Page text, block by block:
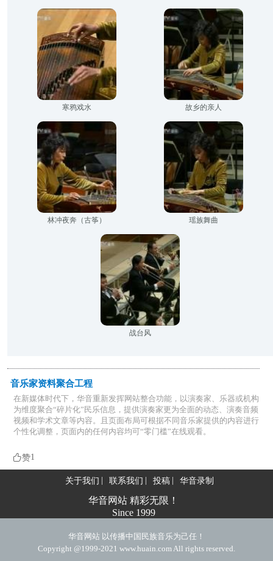
寒鸦戏水 故乡的亲人
林冲夜奔（古筝） 瑶族舞曲
战台风
音乐家资料聚合工程
在新媒体时代下，华音重新发挥网站整合功能，以演奏家、乐器或机构
为维度聚合“碎片化”民乐信息，提供演奏家更为全面的动态、演奏音频
视频和学术文章等内容。且页面布局可根据不同音乐家提供的内容进行
个性化调整，页面内的任何内容均可“零门槛”在线观看。
赞1
关于我们 联系我们 投稿 华音录制
华音网站 精彩无限！
Since 1999
华音网站 以传播中国民族音乐为己任！
Copyright @1999-2021 www.huain.com All rights reserved.